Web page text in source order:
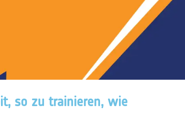
so zu trainieren, wie